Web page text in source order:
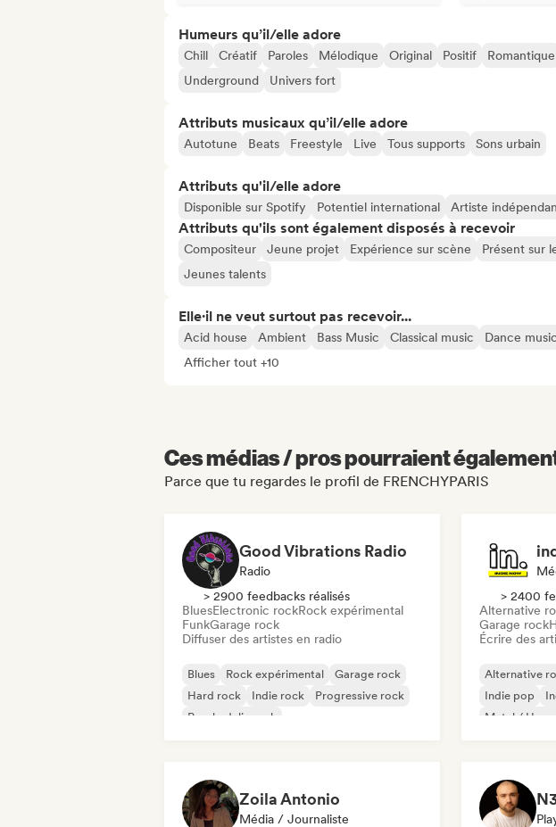
Humeurs qu’il/elle adore
Chill Créatif Paroles Mélodique Original Positif Romantique
Underground
Univers fort
Attributs musicaux qu’il/elle adore
Autotune Beats Freestyle Live Tous supports Sons urbain
Attributs qu'il/elle adore
Disponible sur Spotify Potentiel international Artiste
Attributs qu'ils sont également disposés à recevoir
Compositeur Jeune projet Expérience sur scène Présent sur
Jeunes talents
Elle·il ne veut surtout pas recevoir...
Acid house Ambient Bass Music Classical music Dance music
Afficher tout +10
Ces médias / pros pourraient
Parce que tu regardes le profil de FRENCHYPARIS
Good Vibrations Radio
Radio
> 2900 feedbacks réalisés
BluesElectronic rockRock expérimental
FunkGarage rock
Diffuser des artistes en radio
Blues Rock expérimental
Garage rock
Hard rock
Indie rock
Progressive rock
Psychedelic rock
> 2400
Alternative
Garage rock
Écrire des
Alternative
Indie pop
Metal /
Zoila Antonio
Média / Journaliste